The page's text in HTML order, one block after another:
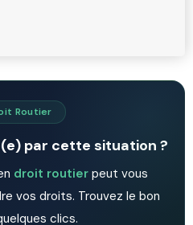
Routier
par cette situation ?
droit routier peut vous
vos droits. Trouvez le bon
clics.